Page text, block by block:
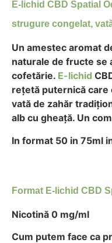
E-lichid CBD Spatial
strugure congelat,
Un amestec aromat
naturale de fructe se
cofetărie. E-lichid
rețetă puternică care
vată de zahăr
alb cu gheață. Un
In format 50 in 75ml
Format E-lichid CBD
Nicotină 0 mg/ml
Cum putem face ca